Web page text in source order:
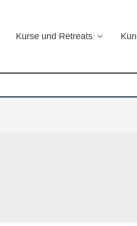
Kurse und Retreats